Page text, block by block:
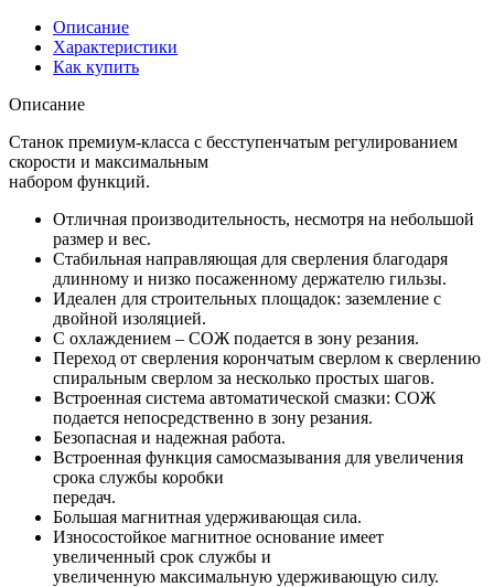
Описание
Характеристики
Как купить
Описание
Станок премиум-класса с бесступенчатым регулированием
скорости и максимальным
набором функций.
Отличная производительность, несмотря на небольшой
размер и вес.
Стабильная направляющая для сверления благодаря
длинному и низко посаженному держателю гильзы.
Идеален для строительных площадок: заземление с
двойной изоляцией.
С охлаждением – СОЖ подается в зону резания.
Переход от сверления корончатым сверлом к сверлению
спиральным сверлом за несколько простых шагов.
Встроенная система автоматической смазки: СОЖ
подается непосредственно в зону резания.
Безопасная и надежная работа.
Встроенная функция самосмазывания для увеличения
срока службы коробки
передач.
Большая магнитная удерживающая сила.
Износостойкое магнитное основание имеет
увеличенный срок службы и
увеличенную максимальную удерживающую силу.